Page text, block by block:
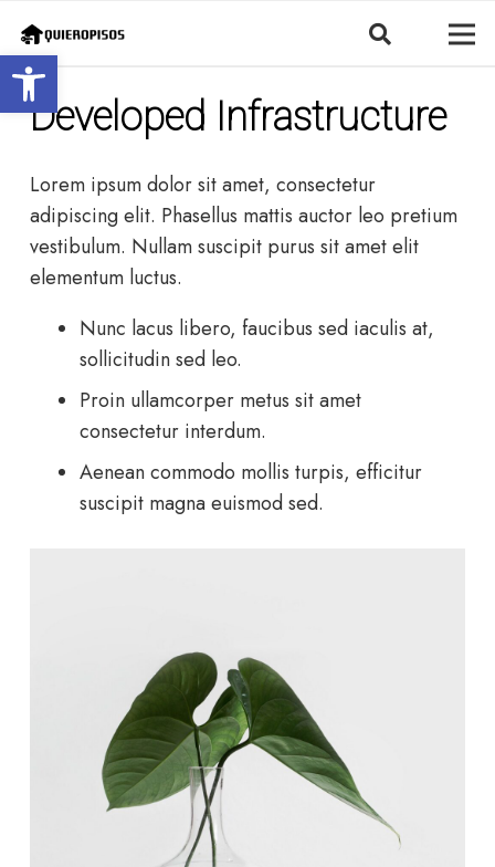
Abrir barra de herramientas
Developed Infrastructure
Lorem ipsum dolor sit amet, consectetur
adipiscing elit. Phasellus mattis auctor leo pretium
vestibulum. Nullam suscipit purus sit amet elit
elementum luctus.
Nunc lacus libero, faucibus sed iaculis at,
sollicitudin sed leo.
Proin ullamcorper metus sit amet
consectetur interdum.
Aenean commodo mollis turpis, efficitur
suscipit magna euismod sed.